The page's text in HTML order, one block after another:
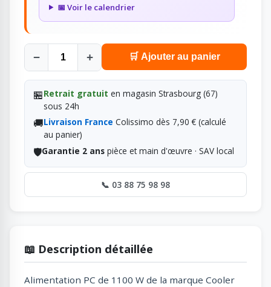
📅 Voir le calendrier
− + 🛒 Ajouter au panier
🏪Retrait gratuit en magasin Strasbourg (67)
sous 24h
🚚Livraison France Colissimo dès 7,90 € (calculé
au panier)
🛡️Garantie 2 anspièce et main d'œuvre · SAV local
📞 03 88 75 98 98
📖 Description détaillée
Alimentation PC de 1100 W de la marque Cooler